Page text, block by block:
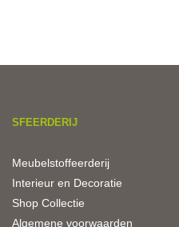
SFEERDERIJ
Meubelstoffeerderij
Interieur en Decoratie
Shop Collectie
Algemene voorwaarden